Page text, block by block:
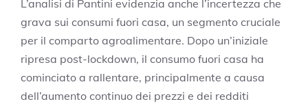
L’analisi di Pantini evidenzia anche l’incertezza che
grava sui consumi fuori casa, un segmento cruciale
per il comparto agroalimentare. Dopo un’iniziale
ripresa post-lockdown, il consumo fuori casa ha
cominciato a rallentare, principalmente a causa
dell’aumento continuo dei prezzi e dei redditi